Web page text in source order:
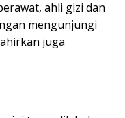
ahli gizi dan
mengunjungi
juga